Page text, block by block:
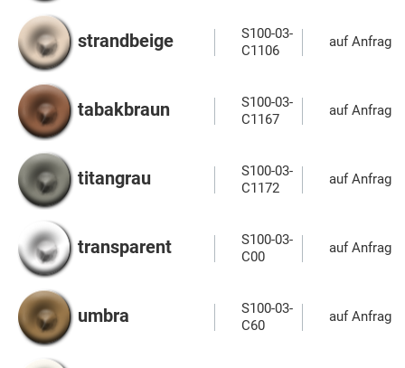
strandbeige
S100-03-
C1106
auf Anfrage
tabakbraun
S100-03-
C1167
auf Anfrage
titangrau
S100-03-
C1172
auf Anfrage
transparent
S100-03-
C00
auf Anfrage
umbra
S100-03-
C60
auf Anfrage